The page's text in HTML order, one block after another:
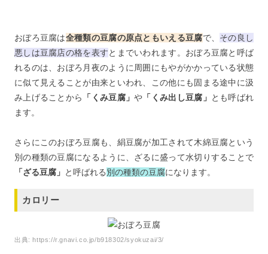
おぼろ豆腐は全種類の豆腐の原点ともいえる豆腐で、 その良し
悪しは豆腐店の格を表すとまでいわれます。おぼろ豆腐と呼ば
れるのは、おぼろ月夜のように周囲にもやがかかっている状態
に似て見えることが由来といわれ、この他にも固まる途中に汲
み上げることから
「くみ豆腐」や 「くみ出し豆腐」 とも呼ばれ
ます。
さらにこのおぼろ豆腐も、絹豆腐が加工されて木綿豆腐という
別の種類の豆腐になるように、ざるに盛って水切りすることで
「ざる豆腐」 と呼ばれる別の種類の豆腐になります。
カロリー
出典:https://r.gnavi.co.jp/b918302/syokuzai/3/